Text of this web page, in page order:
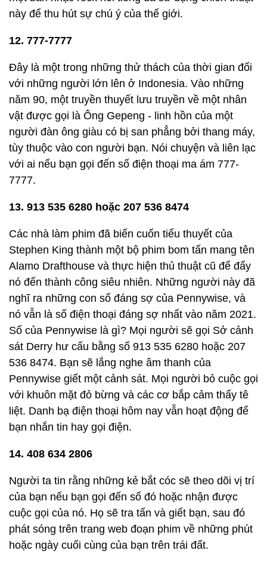
này để thu hút sự chú ý của thế giới.
12. 777-7777
Đây là một trong những thử thách của thời gian đối
với những người lớn lên ở Indonesia. Vào những
năm 90, một truyền thuyết lưu truyền về một nhân
vật được gọi là Ông Gepeng - linh hồn của một
người đàn ông giàu có bị san phẳng bởi thang máy,
tùy thuộc vào con người bạn. Nói chuyện và liên lạc
với ai nếu bạn gọi đến số điện thoại ma ám 777-
7777.
13. 913 535 6280 hoặc 207 536 8474
Các nhà làm phim đã biến cuốn tiểu thuyết của
Stephen King thành một bộ phim bom tấn mang tên
Alamo Drafthouse và thực hiện thủ thuật cũ để đẩy
nó đến thành công siêu nhiên. Những người này đã
nghĩ ra những con số đáng sợ của Pennywise, và
nó vẫn là số điện thoại đáng sợ nhất vào năm 2021.
Số của Pennywise là gì? Mọi người sẽ gọi Sở cảnh
sát Derry hư cấu bằng số 913 535 6280 hoặc 207
536 8474. Bạn sẽ lắng nghe âm thanh của
Pennywise giết một cảnh sát. Mọi người bỏ cuộc gọi
với khuôn mặt đỏ bừng và các cơ bắp cảm thấy tê
liệt. Danh bạ điện thoại hôm nay vẫn hoạt động để
bạn nhắn tin hay gọi điện.
14. 408 634 2806
Người ta tin rằng những kẻ bắt cóc sẽ theo dõi vị trí
của bạn nếu bạn gọi đến số đó hoặc nhận được
cuộc gọi của nó. Họ sẽ tra tấn và giết bạn, sau đó
phát sóng trên trang web đoạn phim về những phút
hoặc ngày cuối cùng của bạn trên trái đất.